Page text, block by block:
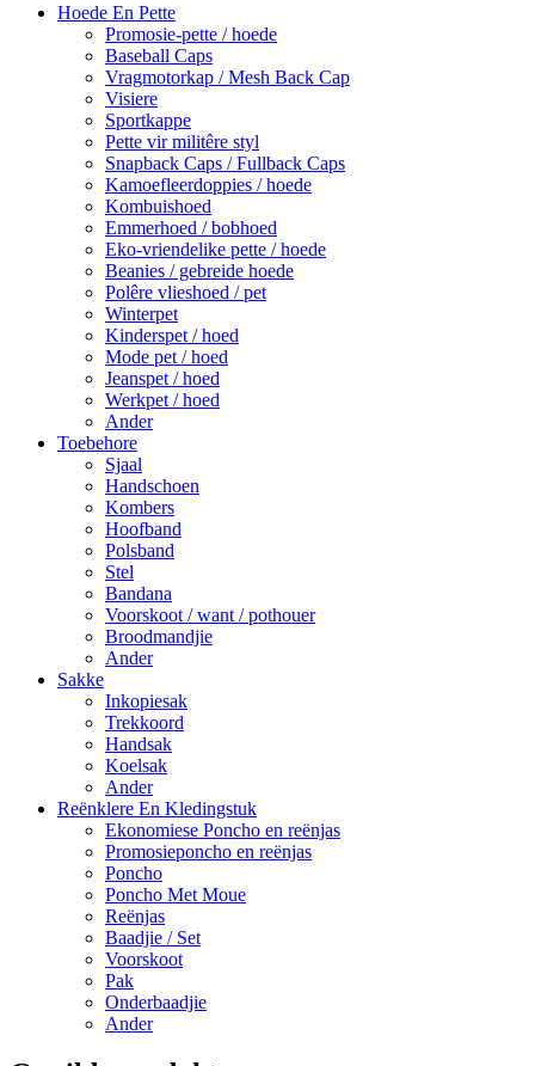
Hoede En Pette
Promosie-pette / hoede
Baseball Caps
Vragmotorkap / Mesh Back Cap
Visiere
Sportkappe
Pette vir militêre styl
Snapback Caps / Fullback Caps
Kamoefleerdoppies / hoede
Kombuishoed
Emmerhoed / bobhoed
Eko-vriendelike pette / hoede
Beanies / gebreide hoede
Polêre vlieshoed / pet
Winterpet
Kinderspet / hoed
Mode pet / hoed
Jeanspet / hoed
Werkpet / hoed
Ander
Toebehore
Sjaal
Handschoen
Kombers
Hoofband
Polsband
Stel
Bandana
Voorskoot / want / pothouer
Broodmandjie
Ander
Sakke
Inkopiesak
Trekkoord
Handsak
Koelsak
Ander
Reënklere En Kledingstuk
Ekonomiese Poncho en reënjas
Promosieponcho en reënjas
Poncho
Poncho Met Moue
Reënjas
Baadjie / Set
Voorskoot
Pak
Onderbaadjie
Ander